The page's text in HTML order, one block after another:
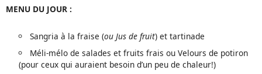
MENU DU JOUR :
Sangria à la fraise (ou Jus de fruit) et tartinade
Méli-mélo de salades et fruits frais ou Velours de potiron
(pour ceux qui auraient besoin d’un peu de chaleur!)